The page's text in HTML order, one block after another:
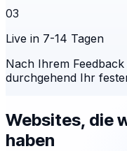
03
Live in 7-14 Tagen
Nach Ihrem
durchgehend Ihr
Websites, die
haben